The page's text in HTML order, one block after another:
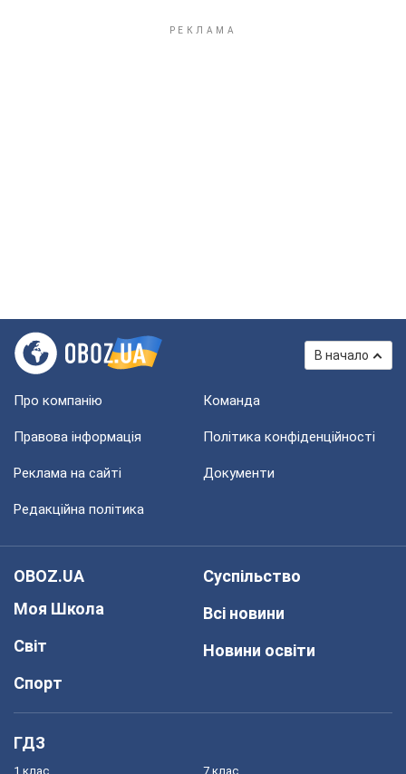
В начало
Про компанію Команда
Правова інформація Політика конфіденційності
Реклама на сайті Документи
Редакційна політика
OBOZ.UA
Моя Школа
Світ
Спорт
Суспільство
Всі новини
Новини освіти
ГДЗ
1 клас 7 клас